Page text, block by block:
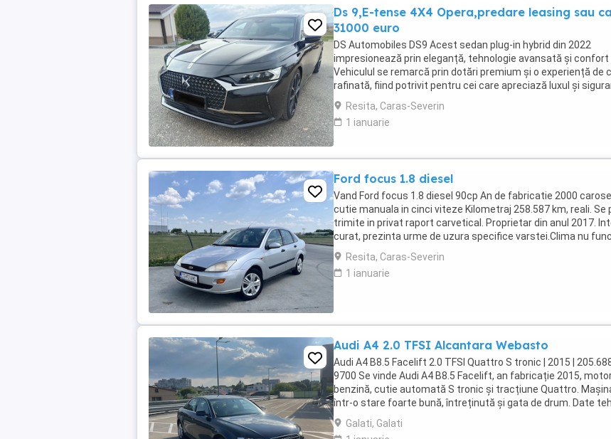
Ds 9,E-tense 4X4 Opera,predare leasing sau
31000 euro
DS Automobiles DS9 Acest sedan plug-in hybrid din 2022
impresionează prin eleganță, tehnologie avansată și confort
Vehiculul se remarcă prin dotări premium și o experiență de
rafinată, fiind potrivit pentru cei care apreciază luxul și
drum. Culoare neagră, cu interior ...
Resita, Caras-Severin
1 ianuarie
Ford focus 1.8 diesel
Vand Ford focus 1.8 diesel 90cp An de fabricatie 2000
cutie manuala in cinci viteze Kilometraj 258.587 km, reali. Se
trimite in privat raport carvetical. Proprietar din anul 2017.
curat, prezinta urme de uzura specifice varstei.Clima nu
-Inchidere centralizata -Geamuri ...
Resita, Caras-Severin
1 ianuarie
Audi A4 2.0 TFSI Alcantara Webasto
Audi A4 B8.5 Facelift 2.0 TFSI Quattro S tronic | 2015 |
9700 Se vinde Audi A4 B8.5 Facelift, an fabricație 2015, motor
benzină, cutie automată S tronic și tracțiune Quattro.
într-o stare foarte bună, întreținută și gata de drum. Date
fabricație: ...
Galati, Galati